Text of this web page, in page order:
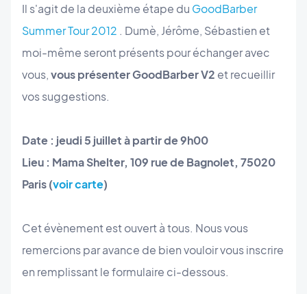
Il s'agit de la deuxième étape du GoodBarber
Summer Tour 2012 . Dumè, Jérôme, Sébastien et
moi-même seront présents pour échanger avec
vous,vous présenter GoodBarber V2 et recueillir
vos suggestions.
Date : jeudi 5 juillet à partir de 9h00
Lieu : Mama Shelter, 109 rue de Bagnolet, 75020
Paris (voir carte)
Cet évènement est ouvert à tous. Nous vous
remercions par avance de bien vouloir vous inscrire
en remplissant le formulaire ci-dessous.